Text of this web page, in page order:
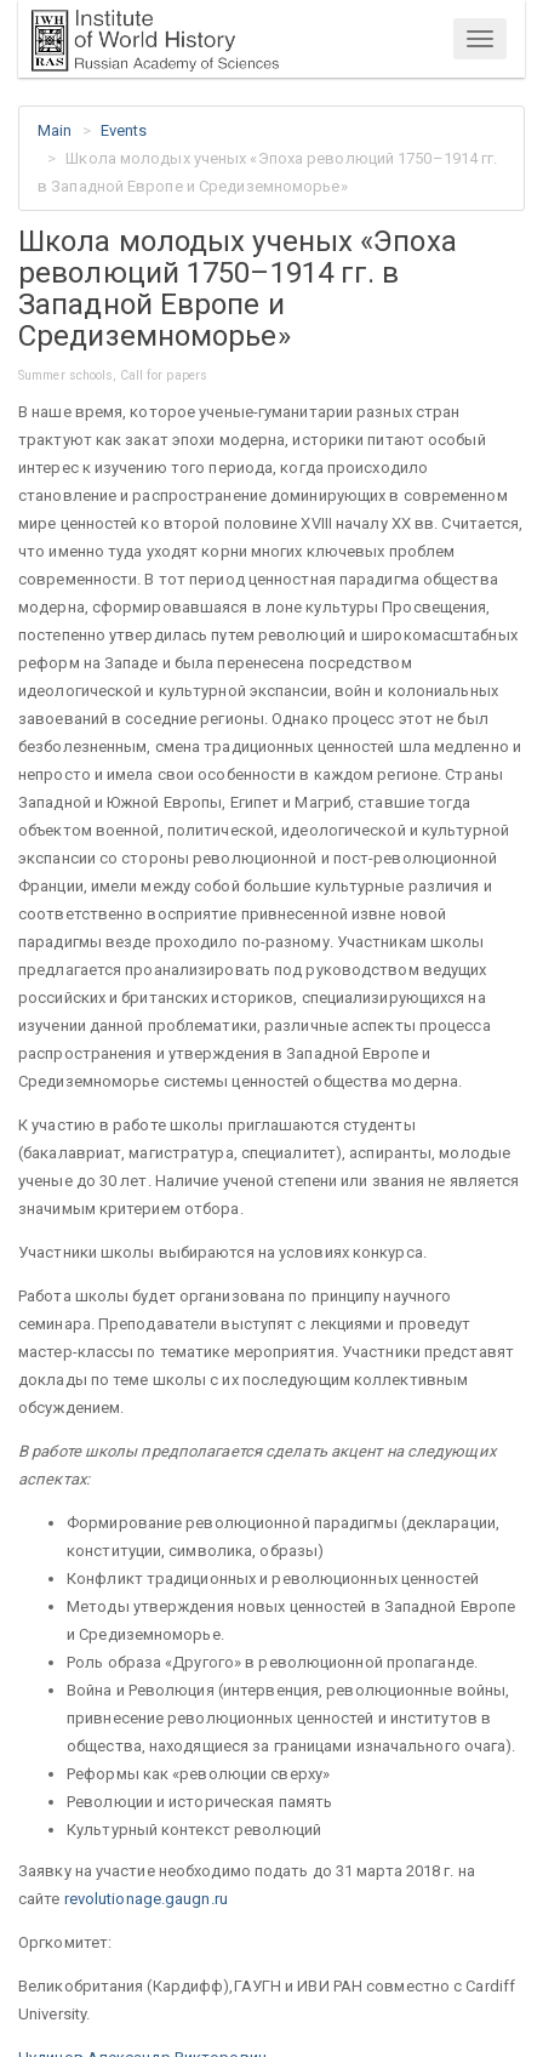
Menu
Main
Events
Школа молодых ученых «Эпоха революций 1750–1914 гг.
в Западной Европе и Средиземноморье»
Школа молодых ученых «Эпоха
революций 1750–1914 гг. в
Западной Европе и
Средиземноморье»
Summer schools, Call for papers
В наше время, которое ученые-гуманитарии разных стран
трактуют как закат эпохи модерна, историки питают особый
интерес к изучению того периода, когда происходило
становление и распространение доминирующих в современном
мире ценностей ко второй половине XVIII началу XX вв. Считается,
что именно туда уходят корни многих ключевых проблем
современности. В тот период ценностная парадигма общества
модерна, сформировавшаяся в лоне культуры Просвещения,
постепенно утвердилась путем революций и широкомасштабных
реформ на Западе и была перенесена посредством
идеологической и культурной экспансии, войн и колониальных
завоеваний в соседние регионы. Однако процесс этот не был
безболезненным, смена традиционных ценностей шла медленно и
непросто и имела свои особенности в каждом регионе. Страны
Западной и Южной Европы, Египет и Магриб, ставшие тогда
объектом военной, политической, идеологической и культурной
экспансии со стороны революционной и пост-революционной
Франции, имели между собой большие культурные различия и
соответственно восприятие привнесенной извне новой
парадигмы везде проходило по-разному. Участникам школы
предлагается проанализировать под руководством ведущих
российских и британских историков, специализирующихся на
изучении данной проблематики, различные аспекты процесса
распространения и утверждения в Западной Европе и
Средиземноморье системы ценностей общества модерна.
К участию в работе школы приглашаются студенты
(бакалавриат, магистратура, специалитет), аспиранты, молодые
ученые до 30 лет. Наличие ученой степени или звания не является
значимым критерием отбора.
Участники школы выбираются на условиях конкурса.
Работа школы будет организована по принципу научного
семинара. Преподаватели выступят с лекциями и проведут
мастер-классы по тематике мероприятия. Участники представят
доклады по теме школы с их последующим коллективным
обсуждением.
В работе школы предполагается сделать акцент на следующих
аспектах:
Формирование революционной парадигмы (декларации,
конституции, символика, образы)
Конфликт традиционных и революционных ценностей
Методы утверждения новых ценностей в Западной Европе
и Средиземноморье.
Роль образа «Другого» в революционной пропаганде.
Война и Революция (интервенция, революционные войны,
привнесение революционных ценностей и институтов в
общества, находящиеся за границами изначального очага).
Реформы как «революции сверху»
Революции и историческая память
Культурный контекст революций
Заявку на участие необходимо подать до 31 марта 2018 г. на
сайте revolutionage.gaugn.ru
Оргкомитет:
Великобритания (Кардифф),ГАУГН и ИВИ РАН совместно с Cardiff
University.